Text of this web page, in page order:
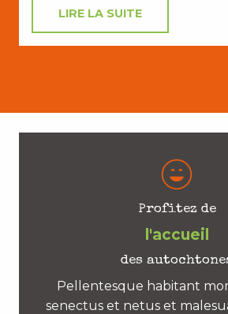
LIRE LA SUITE
Profitez de
l'accueil
des
Pellentesque habitant
senectus et netus et